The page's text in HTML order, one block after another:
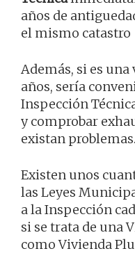
años de
el mismo catastro
Además, si es una
años, sería
Inspección
y comprobar
existan problemas.
Existen unos
las Leyes
a la Inspección
si se trata de una
como Vivienda